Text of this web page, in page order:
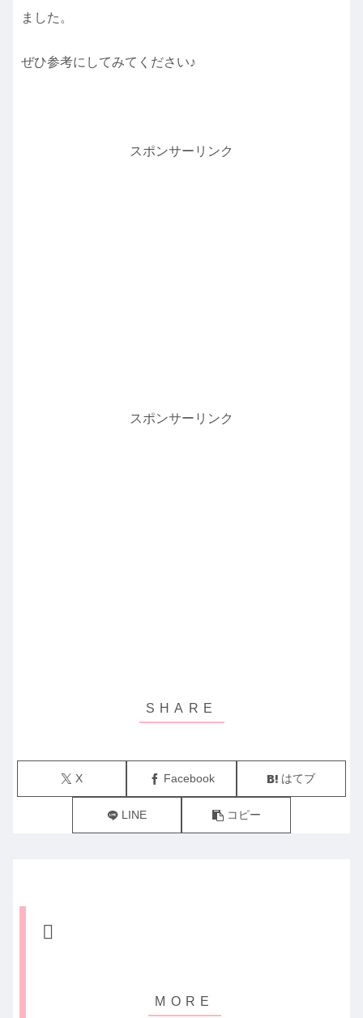
ました。
ぜひ参考にしてみてください♪
スポンサーリンク
スポンサーリンク
X Facebook はてブ
LINE コピー